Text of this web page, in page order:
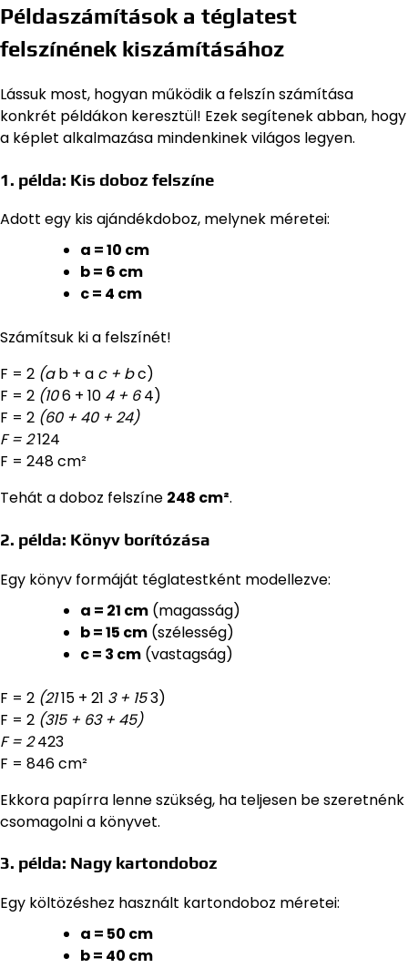
Példaszámítások a téglatest
felszínének kiszámításához
Lássuk most, hogyan működik a felszín számítása
konkrét példákon keresztül! Ezek segítenek abban, hogy
a képlet alkalmazása mindenkinek világos legyen.
1. példa: Kis doboz felszíne
Adott egy kis ajándékdoboz, melynek méretei:
a = 10 cm
b = 6 cm
c = 4 cm
Számítsuk ki a felszínét!
F = 2 (ab + a c + bc)
F = 2 (106 + 10 4 + 64)
F = 2 (60 + 40 + 24)
F = 2124
F = 248 cm²
Tehát a doboz felszíne 248 cm².
2. példa: Könyv borítózása
Egy könyv formáját téglatestként modellezve:
a = 21 cm (magasság)
b = 15 cm (szélesség)
c = 3 cm (vastagság)
F = 2 (2115 + 21 3 + 153)
F = 2 (315 + 63 + 45)
F = 2423
F = 846 cm²
Ekkora papírra lenne szükség, ha teljesen be szeretnénk
csomagolni a könyvet.
3. példa: Nagy kartondoboz
Egy költözéshez használt kartondoboz méretei:
a = 50 cm
b = 40 cm